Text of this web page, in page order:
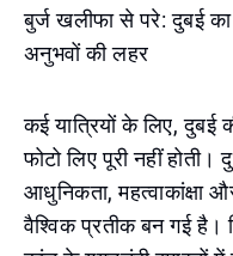
बुर्ज खलीफा से परे: दुबई
अनुभवों की लहर
कई यात्रियों के लिए, दुबई
फोटो लिए पूरी नहीं
आधुनिकता, महत्वाकांक्षा
वैश्विक प्रतीक बन गई है।